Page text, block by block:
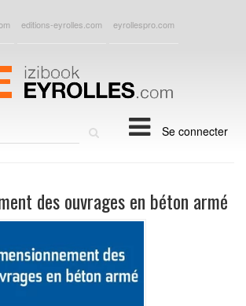
editions-eyrolles.com eyrollespro.com
Se connecter
des ouvrages en béton armé